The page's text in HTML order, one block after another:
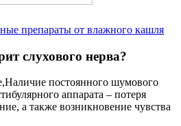
препараты от влажного кашля
слухового нерва?
постоянного шумового
аппарата – потеря
а также возникновение чувства